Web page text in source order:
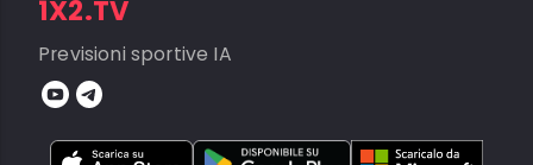
1X2.TV
Previsioni sportive IA